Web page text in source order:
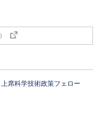
席科学技術政策フェロー